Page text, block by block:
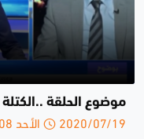
موضوع الحلقة
2020/07/19 الأحد 23:08 م